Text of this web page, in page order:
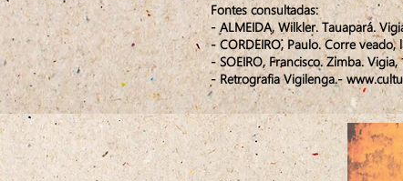
Fontes consultadas:
- ALMEIDA, Wilkler. Tauapará.
- CORDEIRO, Paulo. Corre
- SOEIRO, Francisco. Zimba. Vigia,
- Retrografia Vigilenga.-